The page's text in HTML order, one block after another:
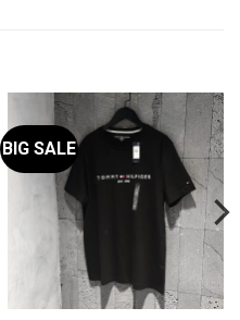
BIG SALE